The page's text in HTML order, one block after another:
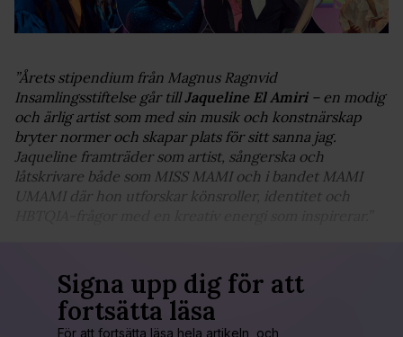
”Årets stipendium från Magnus Ragnvid
Insamlingsstiftelse går tillJaqueline El Amiri– en modig
och ärlig artist som med sin musik och konstnärskap
bryter normer och skapar plats för sitt sanna jag.
Jaqueline framträder som artist, sångerska och
låtskrivare både som MISS MAMI och i bandet MAMI
UMAMI där hon utforskar könsroller, identitet och
Signa upp dig för att
fortsätta läsa
För att fortsätta läsa hela artikeln, och